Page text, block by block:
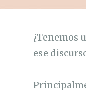
¿Tenemos
ese